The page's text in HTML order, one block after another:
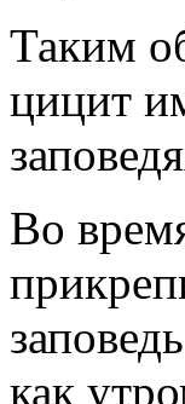
Таким
цицит
Во
как